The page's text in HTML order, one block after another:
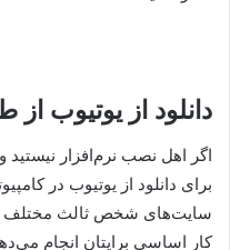
دانلود از یوتیوب
اگر اهل نصب نرم‌افزار
برای دانلود از یوتیوب در
سایت‌های شخص ثالث مختلف